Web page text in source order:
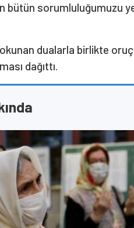
bütün sorumluluğumuzu
dualarla birlikte
dağıttı.